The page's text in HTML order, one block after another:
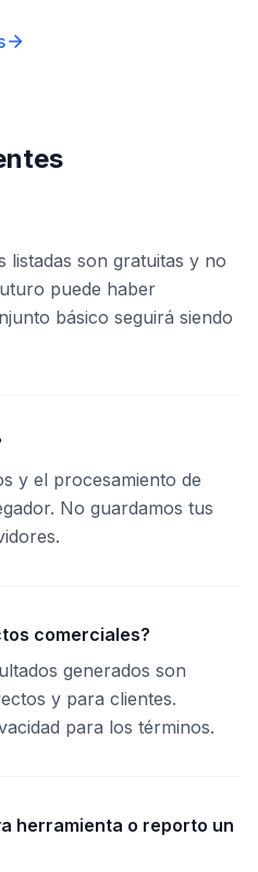
listadas son gratuitas y no
puede haber
básico seguirá siendo
y el procesamiento de
No guardamos tus
comerciales?
generados son
y para clientes.
para los términos.
herramienta o reporto un